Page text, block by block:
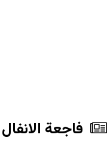
فاجعة الانفال